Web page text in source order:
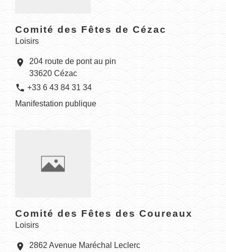
Comité des Fêtes de Cézac
Loisirs
location_on
204 route de pont au pin
33620 Cézac
phone +33 6 43 84 31 34
Manifestation publique
Comité des Fêtes des Coureaux
Loisirs
location_on
2862 Avenue Maréchal Leclerc